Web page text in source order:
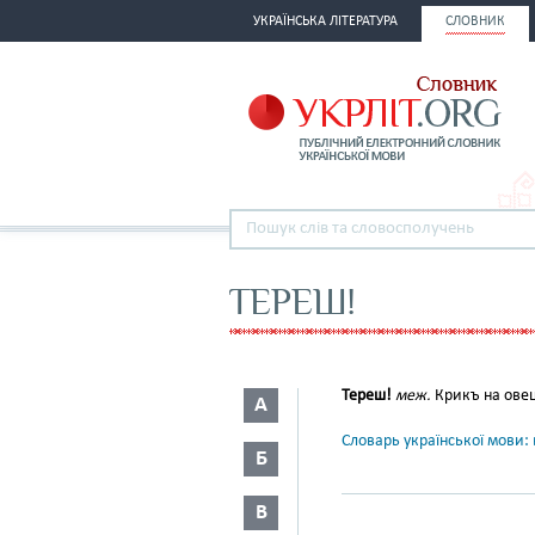
УКРАЇНСЬКА ЛІТЕРАТУРА СЛОВНИК
ТЕРЕШ!
А
Б
В
Тереш! меж. Крикъ на
Словарь української